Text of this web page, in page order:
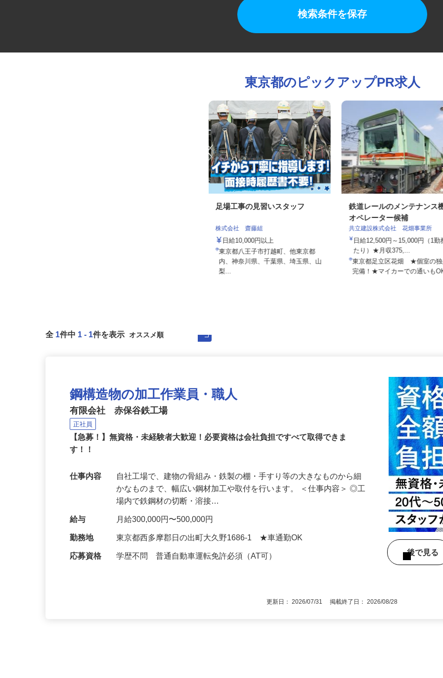
検索条件を保存
東京都のピックアップPR求人
株式会社 齋藤組
日給10,000円以上
東京都八王子市打越町、他東京都
内、神奈川県、千葉県、埼玉県、山
鉄道レールのメンテナン
オペレーター候補
共立建設株式会社 花畑事業所
日給12,500円～15,000円（1
たり）★月収375,...
東京都足立区花畑 ★個室の
鋼構造物の加工作業員・職人
有限会社 赤保谷鉄工場
正社員
【急募！】無資格・未経験者大歓迎！必要資格は会社負担ですべて取得できま
自社工場で、建物の骨組み・鉄製の棚・手すり等の大きなものから細
かなものまで、幅広い鋼材加工や取付を行います。 ＜仕事内容＞ ◎工
場内で鉄鋼材の切断・溶接…
給与 月給300,000円〜500,000円
勤務地 東京都西多摩郡日の出町大久野1686-1 ★車通勤OK